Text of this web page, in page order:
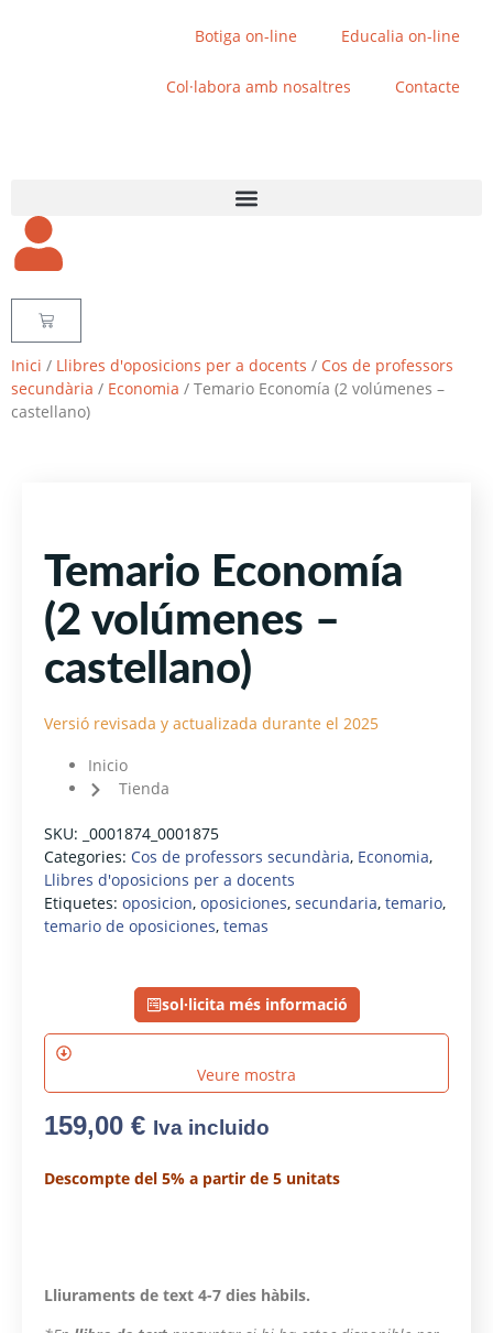
Botiga on-line Educalia on-line
Col·labora amb nosaltres Contacte
Inici / Llibres d'oposicions per a docents / Cos de professors
secundària / Economia / Temario Economía (2 volúmenes –
castellano)
Temario Economía
(2 volúmenes –
castellano)
Versió revisada y actualizada durante el 2025
Inicio
Tienda
SKU: _0001874_0001875
Categories: Cos de professors secundària, Economia,
Llibres d'oposicions per a docents
Etiquetes: oposicion, oposiciones, secundaria, temario,
temario de oposiciones, temas
sol·licita més informació
Veure mostra
159,00 € Iva incluido
Descompte del 5% a partir de 5 unitats
Lliuraments de text 4-7 dies hàbils.